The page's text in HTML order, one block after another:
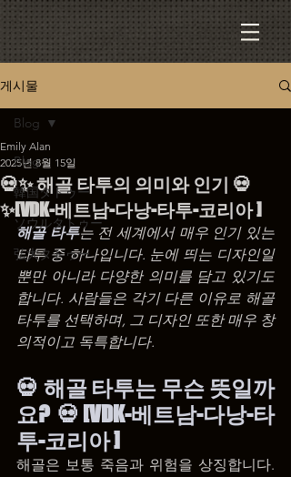
게시물
Blog
韓国タトゥー
ソウルタトゥー
弘大タトゥー
Blog
💀✨ 해골 타투의 의미와 인기 💀
✨[VDK-베트남-다낭-타투-코리아 ]
Emily Alan
2025년 8월 15일
해골 타투는 전 세계에서 매우 인기 있는
타투 중 하나입니다. 눈에 띄는 디자인일
뿐만 아니라 다양한 의미를 담고 있기도
합니다. 사람들은 각기 다른 이유로 해골
타투를 선택하며, 그 디자인 또한 매우 창
의적이고 독특합니다.
💀 해골 타투는 무슨 뜻일까
요? 💀[VDK-베트남-다낭-타
투-코리아 ]
해골은 보통 죽음과 위험을 상징합니다.